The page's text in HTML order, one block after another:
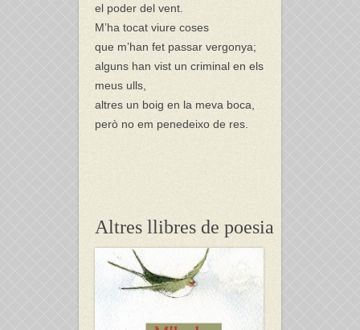
el poder del vent.
M’ha tocat viure coses
que m’han fet passar vergonya;
alguns han vist un criminal en els
meus ulls,
altres un boig en la meva boca,
però no em penedeixo de res.
Altres llibres de poesia